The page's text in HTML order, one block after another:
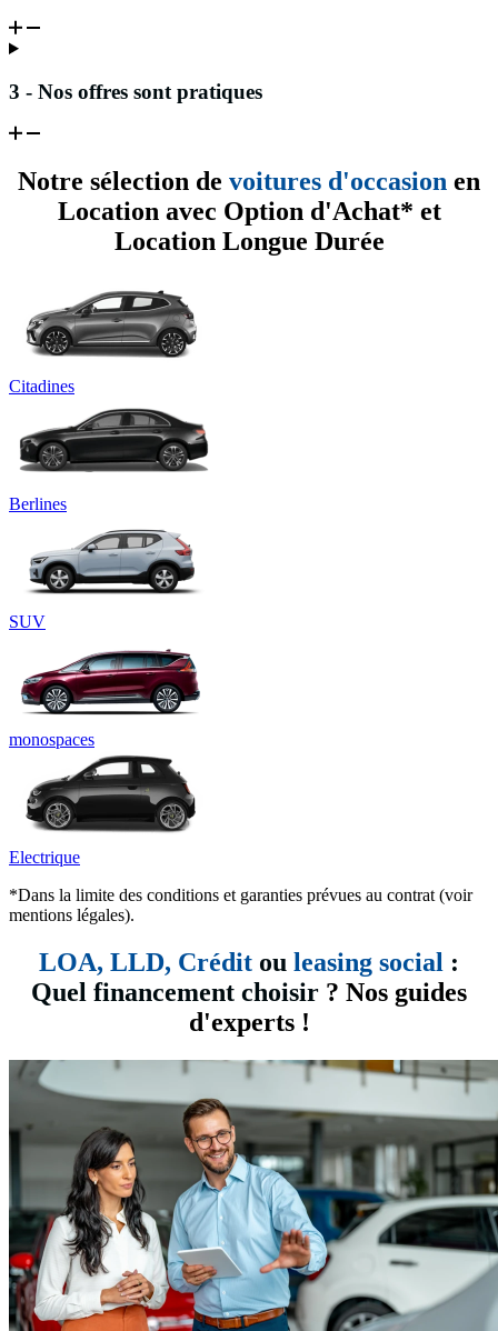
3 - Nos offres sont pratiques
Notre sélection de voitures d'occasion en
Location avec Option d'Achat* et
Location Longue Durée
Citadines
Berlines
SUV
monospaces
Electrique
*Dans la limite des conditions et garanties prévues au contrat (voir
mentions légales).
LOA, LLD, Crédit ou leasing social :
Quel financement choisir ? Nos guides
d'experts !